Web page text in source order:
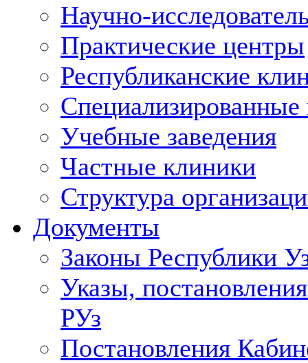
Научно-
Практические центры
Республиканские
Учебные заведения
Частные клиники
Структура
Документы
Законы Республики
Указы,
РУз
Постановления